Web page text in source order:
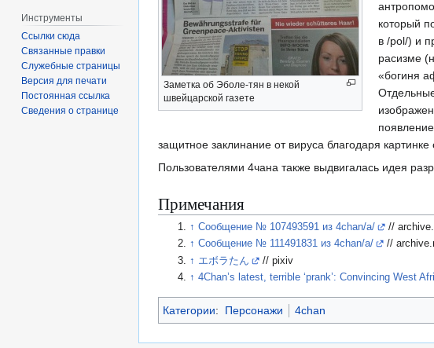
Заметка об Эболе-тян в некой
швейцарской газете
который
в /pol/) и
расизме
«богиня
защитное заклинание от вируса благодаря
Пользователями 4чана также выдвигалась идея
Примечания
↑ Сообщение № 107493591 из 4chan/a/
//
↑ Сообщение № 111491831 из 4chan/a/
//
↑ エボラたん
// pixiv
↑ 4Chan’s latest, terrible ‘prank’: Convincing West
Категории: Персонажи 4chan
Инструменты
Ссылки сюда
Связанные правки
Служебные страницы
Версия для печати
Постоянная ссылка
Сведения о странице